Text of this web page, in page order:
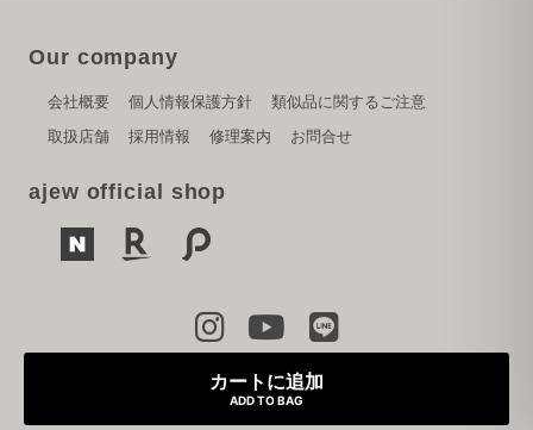
カートに追加
ADD TO BAG
Our company
会社概要 個人情報保護方針
類似品に関するご注意
取扱店舗
採用情報 修理案内 お問合せ
ajew official shop
Copyright © 2024 PARK CREATION inc.